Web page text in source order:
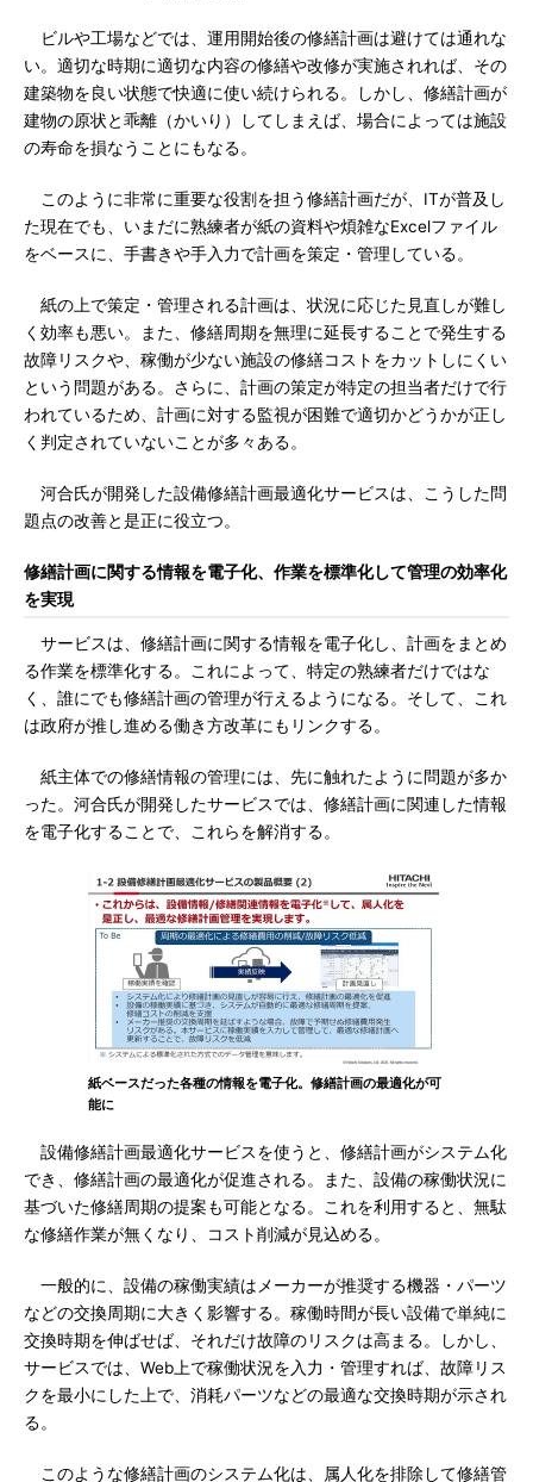
ビルや工場などでは、運用開始後の修繕計画は避けては通れな
い。適切な時期に適切な内容の修繕や改修が実施されれば、その
建築物を良い状態で快適に使い続けられる。しかし、修繕計画が
建物の原状と乖離（かいり）してしまえば、場合によっては施設
の寿命を損なうことにもなる。
このように非常に重要な役割を担う修繕計画だが、ITが普及し
た現在でも、いまだに熟練者が紙の資料や煩雑なExcelファイル
をベースに、手書きや手入力で計画を策定・管理している。
紙の上で策定・管理される計画は、状況に応じた見直しが難し
く効率も悪い。また、修繕周期を無理に延長することで発生する
故障リスクや、稼働が少ない施設の修繕コストをカットしにくい
という問題がある。さらに、計画の策定が特定の担当者だけで行
われているため、計画に対する監視が困難で適切かどうかが正し
く判定されていないことが多々ある。
河合氏が開発した設備修繕計画最適化サービスは、こうした問
題点の改善と是正に役立つ。
修繕計画に関する情報を電子化、作業を標準化して管理の効率化
を実現
サービスは、修繕計画に関する情報を電子化し、計画をまとめ
る作業を標準化する。これによって、特定の熟練者だけではな
く、誰にでも修繕計画の管理が行えるようになる。そして、これ
は政府が推し進める働き方改革にもリンクする。
紙主体での修繕情報の管理には、先に触れたように問題が多か
った。河合氏が開発したサービスでは、修繕計画に関連した情報
を電子化することで、これらを解消する。
紙ベースだった各種の情報を電子化。修繕計画の最適化が可
能に
設備修繕計画最適化サービスを使うと、修繕計画がシステム化
でき、修繕計画の最適化が促進される。また、設備の稼働状況に
基づいた修繕周期の提案も可能となる。これを利用すると、無駄
な修繕作業が無くなり、コスト削減が見込める。
一般的に、設備の稼働実績はメーカーが推奨する機器・パーツ
などの交換周期に大きく影響する。稼働時間が長い設備で単純に
交換時期を伸ばせば、それだけ故障のリスクは高まる。しかし、
サービスでは、Web上で稼働状況を入力・管理すれば、故障リス
クを最小にした上で、消耗パーツなどの最適な交換時期が示され
る。
このような修繕計画のシステム化は、属人化を排除して修繕管